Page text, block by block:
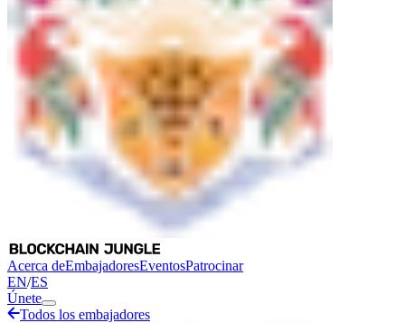
Acerca deEmbajadoresEventosPatrocinar
EN/ES
Únete
Todos los embajadores